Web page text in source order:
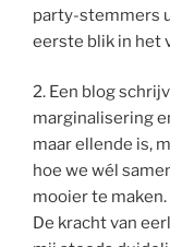
party-stemmers
eerste blik in het
2. Een blog
marginalisering
maar ellende is,
hoe we wél
mooier te
De kracht van